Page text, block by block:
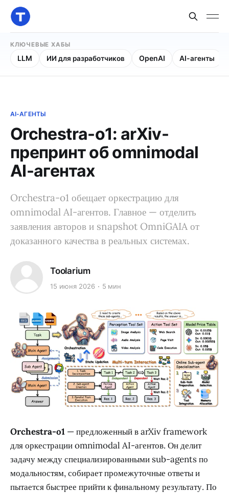
КЛЮЧЕВЫЕ ХАБЫ
LLM ИИ для разработчиков OpenAI AI-агенты
AI-АГЕНТЫ
Orchestra-o1: arXiv-
препринт об omnimodal
AI-агентах
Orchestra-o1 обещает оркестрацию для
omnimodal AI-агентов. Главное — отделить
заявления авторов и snapshot OmniGAIA от
доказанного качества в реальных системах.
Toolarium
15 июня 2026 5 мин
Orchestra-o1 — предложенный в arXiv framework
для оркестрации omnimodal AI-агентов. Он делит
задачу между специализированными sub-agents по
модальностям, собирает промежуточные ответы и
пытается быстрее прийти к финальному результату. По